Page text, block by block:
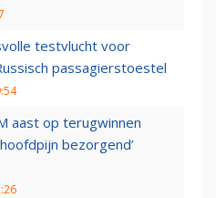
testvlucht voor
passagierstoestel
aast op terugwinnen
bezorgend’